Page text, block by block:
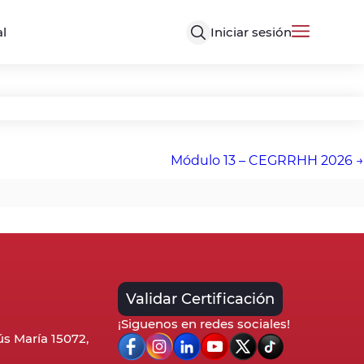
Iniciar sesión
Módulo 13 – CEGRRHH 2026
María 15072,
Validar Certificación
¡Siguenos en redes sociales!